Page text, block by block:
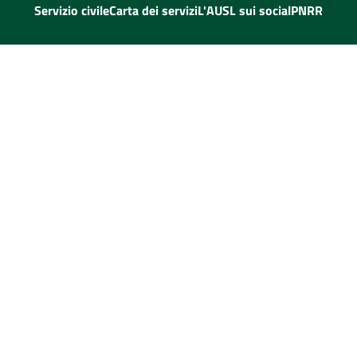
Servizio civileCarta dei serviziL'AUSL sui socialPNRR